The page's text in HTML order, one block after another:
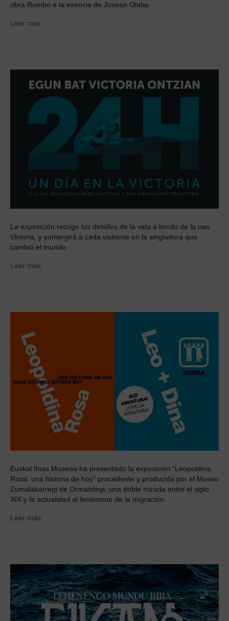
obra Rumbo a la esencia de Josean Olabe.
Leer más
La exposición recoge los detalles de la vida a bordo de la nao
Victoria, y sumergirá a cada visitante en la singladura que
cambió el mundo.
Leer más
Euskal Itsas Museoa ha presentado la exposición “Leopoldina
Rosa: una historia de hoy” procedente y producida por el Museo
Zumalakarregi de Ormaiztegi, una doble mirada entre el siglo
XIX y la actualidad al fenómeno de la migración.
Leer más